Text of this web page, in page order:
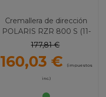
Cremallera de dirección
POLARIS RZR 800 S (11-
14) 1076
177,81 €
160,03 € (impuestos
inc.)